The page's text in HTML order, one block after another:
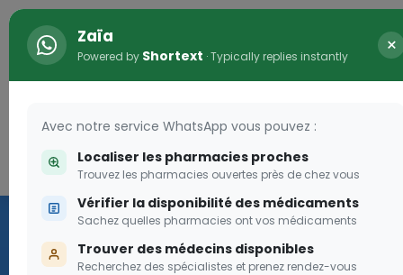
Connexion
Les aides sociales Pharma
Dream
Zaïa
Powered by Shortext · Typically replies instantly ×
Avec notre service WhatsApp vous pouvez :
Localiser les pharmacies proches
Trouvez les pharmacies ouvertes près de chez vous
Vérifier la disponibilité des médicaments
Sachez quelles pharmacies ont vos médicaments
Trouver des médecins disponibles
Recherchez des spécialistes et prenez rendez-vous